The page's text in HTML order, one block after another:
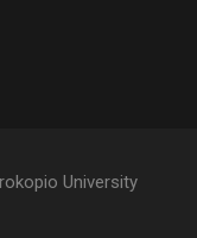
University